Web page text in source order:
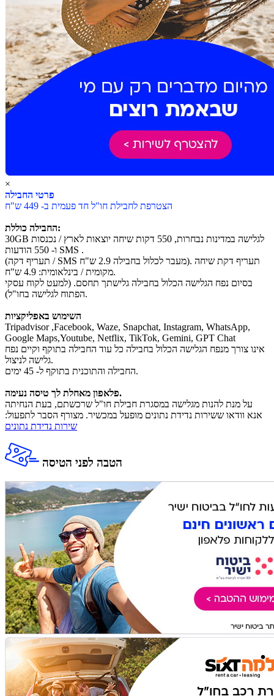
×
פרטי החבילה
הצטרפת לחבילת חו"ל חד פעמית ב- 449 ש"ח
החבילה כוללת:
30GB לגלישה במדינות נבחרות, 550 דקות שיחה יוצאות לארץ / נכנסות
ו- 550 הודעות SMS .
(תעריף דקה / SMS מעבר לכלול בחבילה 2.9 ש"ח). תעריף דקת שיחה
מקומית / בינלאומית: 4.9 ש"ח.
בסיום נפח הגלישה הכלול בחבילה גלישתך תחסם. (למעט לקוח עסקי
הפתוח לגלישה בחו"ל).
השימוש באפליקציות
Tripadvisor ,Facebook, Waze, Snapchat, Instagram, WhatsApp,
Google Maps,Youtube, Netflix, TikTok, Gemini, GPT Chat
אינו צורך מנפח הגלישה הכלול בחבילה כל עוד החבילה בתוקף וקיים נפח
גלישה לניצול.
החבילה והתוכנית בתוקף ל- 45 ימים.
פלאפון מאחלת לך טיסה נעימה.
על מנת להנות מגלישה במסגרת חבילת חו"ל שרכשתם, בעת הנחיתה
אנא וודאו ששירות נדידת נתונים מופעל במכשיר. מצורף הסבר לתפעול:
שירות נדידת נתונים
הטבה לפני הטיסה